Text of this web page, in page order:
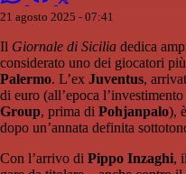
21 agosto 2025 - 07:41
Il Giornale di Sicilia dedica
considerato uno dei giocatori
Palermo. L’ex Juventus,
di euro (all’epoca
Group, prima di Pohjanpalo),
dopo un’annata definita
Con l’arrivo di Pippo Inzaghi,